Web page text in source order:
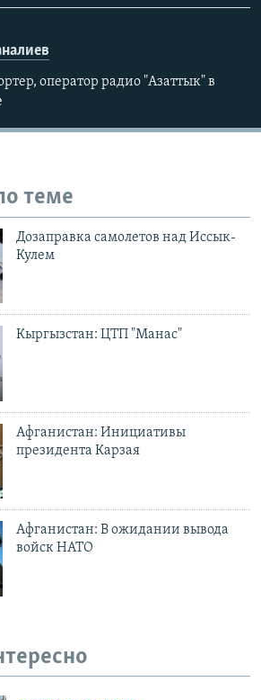
оператор радио "Азаттык" в
теме
Дозаправка самолетов над Иссык-
Кулем
Кыргызстан: ЦТП "Манас"
Афганистан: Инициативы
президента Карзая
Афганистан: В ожидании вывода
войск НАТО